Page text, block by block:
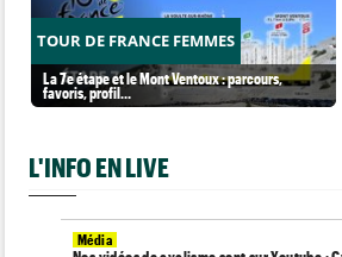
TOUR DE FRANCE FEMMES
La 7e étape et le Mont Ventoux : parcours,
favoris, profil…
L'INFO EN LIVE
Média